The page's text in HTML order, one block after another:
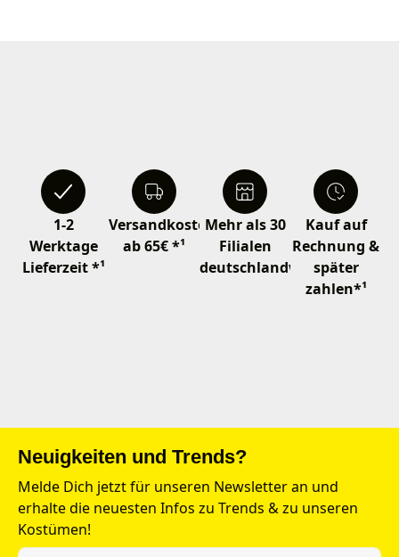
1-2
Werktage
Lieferzeit *¹
Versandkostenfrei
ab 65€ *¹
Mehr als 30
Filialen
deutschlandweit
Kauf auf
Rechnung &
später
zahlen*¹
Neuigkeiten und Trends?
Melde Dich jetzt für unseren Newsletter an und
erhalte die neuesten Infos zu Trends & zu unseren
Kostümen!